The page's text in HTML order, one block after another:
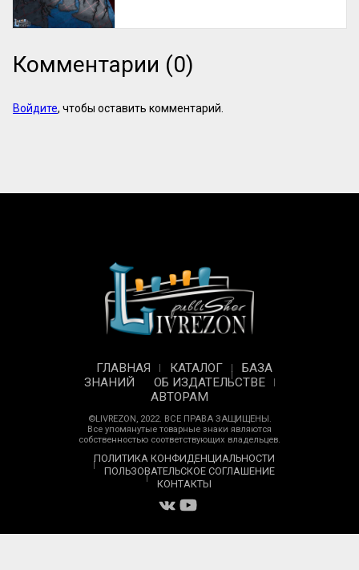
Комментарии (0)
Войдите, чтобы оставить комментарий.
ГЛАВНАЯ КАТАЛОГ
БАЗА
ЗНАНИЙ
ОБ ИЗДАТЕЛЬСТВЕ
АВТОРАМ
©LIVREZON, 2022. ВСЕ ПРАВА ЗАЩИЩЕНЫ.
Все упомянутые товарные знаки являются
собственностью соответствующих владельцев.
ПОЛИТИКА КОНФИДЕНЦИАЛЬНОСТИ
ПОЛЬЗОВАТЕЛЬСКОЕ СОГЛАШЕНИЕ
КОНТАКТЫ